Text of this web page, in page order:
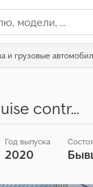
и грузовые
contr...
Год выпуска
2020